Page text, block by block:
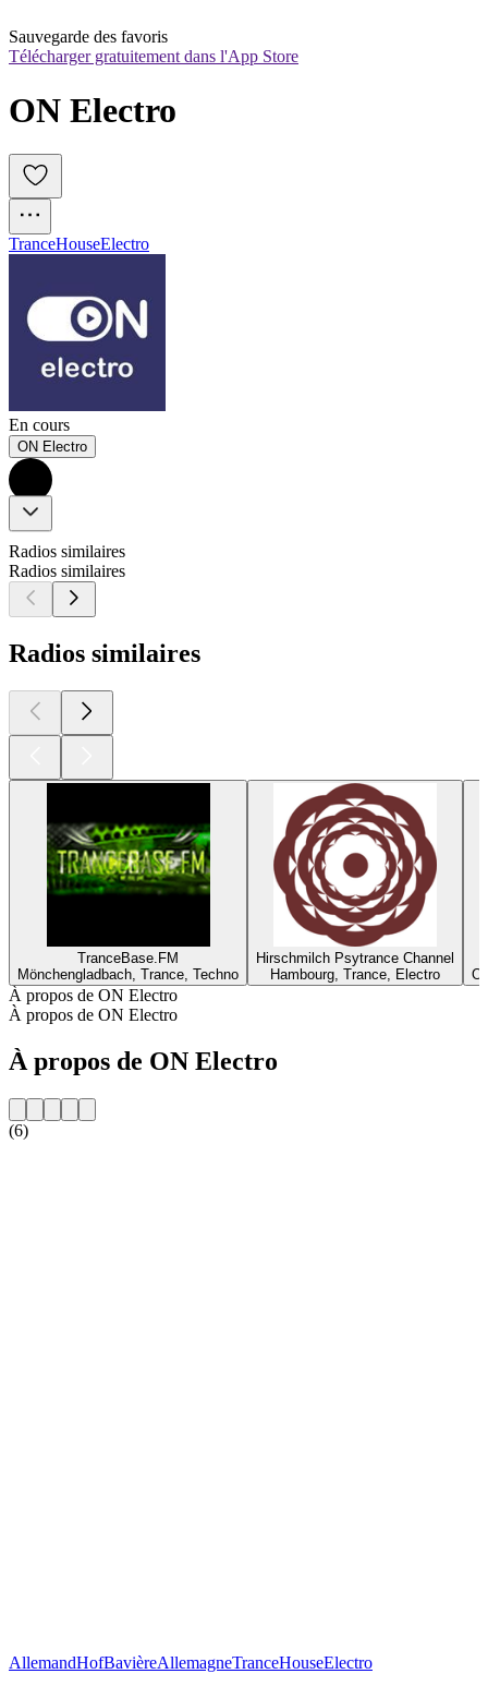
Sauvegarde des favoris
Télécharger gratuitement dans l'App Store
ON Electro
TranceHouseElectro
En cours
ON Electro
Radios similaires
Radios similaires
Radios similaires
TranceBase.FM
Mönchengladbach, Trance, Techno
Hirschmilch Psytrance Channel
Hambourg, Trance, Electro
À propos de ON Electro
À propos de ON Electro
À propos de ON Electro
(6)
AllemandHofBavièreAllemagneTranceHouseElectro